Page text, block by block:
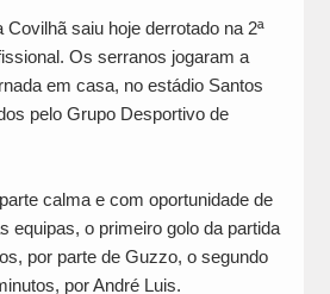
Covilhã saiu hoje derrotado na 2ª
Os serranos jogaram a
em casa, no estádio Santos
pelo Grupo Desportivo de
calma e com oportunidade de
equipas, o primeiro golo da partida
por parte de Guzzo, o segundo
por André Luis.